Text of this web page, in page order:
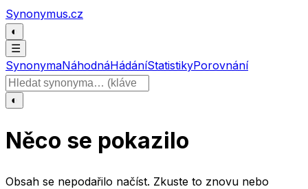
Přeskočit na obsah
Synonymus.cz
◐
☰
SynonymaNáhodnáHádáníStatistikyPorovnání
Hledat slovo
◐
Něco se pokazilo
Obsah se nepodařilo načíst. Zkuste to znovu nebo